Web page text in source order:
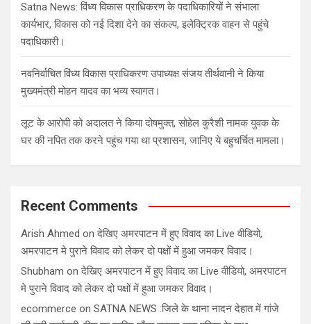
Satna News: विंध्य विकास प्राधिकरण के पदाधिकारियों ने संभाला
कार्यभार, विकास को नई दिशा देने का संकल्प, इलेक्ट्रिक वाहन से पहुंचे
पदाधिकारी।
नवनिर्वाचित विंध्य विकास प्राधिकरण उपाध्यक्ष संजय तीर्थवानी ने किया
मुख्यमंत्री मोहन यादव का भव्य स्वागत।
लूट के आरोपी को अदालत ने किया दोषमुक्त, सोहेल कुरैशी नामक युवक के
घर की नपित तक करने पहुंच गया था प्रशासन, जानिए ये बहुचर्चित मामला।
Recent Comments
Arish Ahmed onदेखिए अमरपाटन में हुए विवाद का Live वीडियो,
अमरपाटन मे पुराने विवाद को लेकर दो पक्षों में हुआ जमकर विवाद।
Shubham onदेखिए अमरपाटन में हुए विवाद का Live वीडियो, अमरपाटन
मे पुराने विवाद को लेकर दो पक्षों में हुआ जमकर विवाद।
ecommerce on SATNA NEWS :जिले के थाना नादन देहात में गांजे